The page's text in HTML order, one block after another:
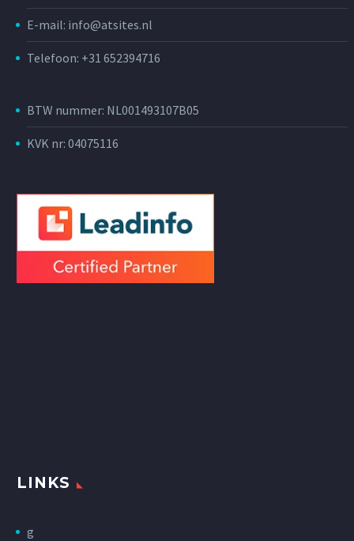
E-mail: info@atsites.nl
Telefoon: +31 652394716
BTW nummer: NL001493107B05
KVK nr: 04075116
LINKS
g